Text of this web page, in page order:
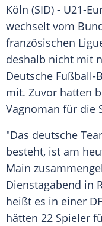
Köln (SID) - U21-
wechselt vom
französischen
deshalb nicht mit
Deutsche Fußball-
mit. Zuvor hatten
Vagnoman für die
"Das deutsche
besteht, ist am
Main
Dienstagabend in
heißt es in einer
hätten 22 Spieler